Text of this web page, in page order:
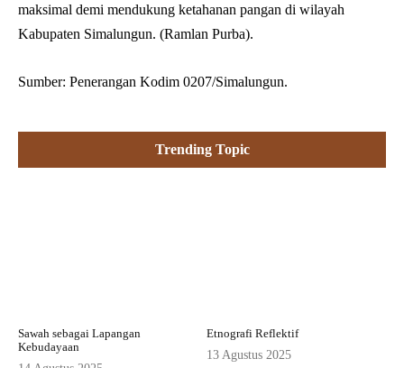
maksimal demi mendukung ketahanan pangan di wilayah
Kabupaten Simalungun. (Ramlan Purba).
Sumber: Penerangan Kodim 0207/Simalungun.
Trending Topic
Sawah sebagai Lapangan
Kebudayaan
Etnografi Reflektif
13 Agustus 2025